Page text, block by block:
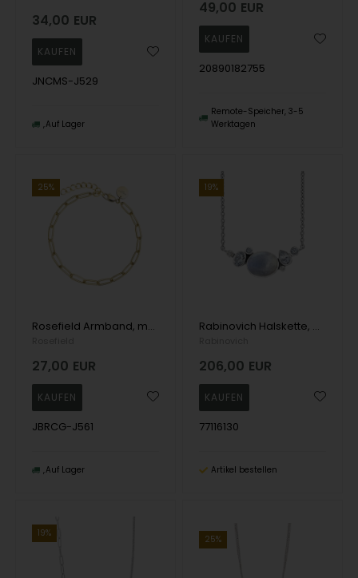
34,00 EUR
JNCMS-J529
Auf Lager
49,00 EUR
20890182755
Remote-Speicher, 3-5
Werktagen
25%
Rosefield Armband, model JBRCG-J561
27,00 EUR
JBRCG-J561
Auf Lager
19%
Rabinovich Halskette, model 77116130
206,00 EUR
77116130
Artikel bestellen
19%
25%